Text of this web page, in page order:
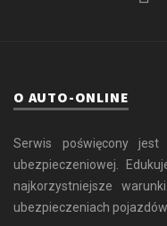
O AUTO-ONLINE
Serwis poświęcony
ubezpieczeniowej.
najkorzystniejsze
ubezpieczeniach pojazdów.